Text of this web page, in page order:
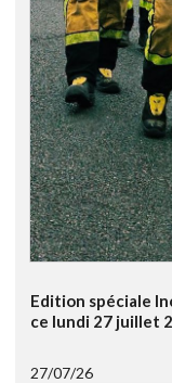
Edition spéciale
ce lundi 27 juillet
27/07/26